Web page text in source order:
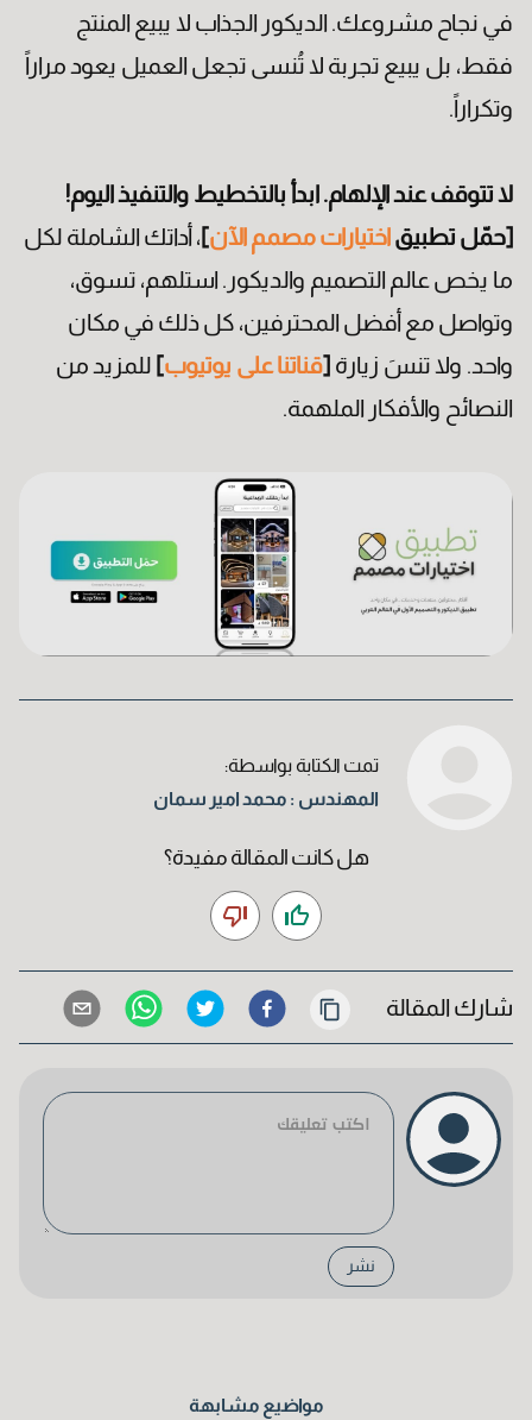
في نجاح مشروعك. الديكور الجذاب لا يبيع المنتج
فقط، بل يبيع تجربة لا تُنسى تجعل العميل يعود مراراً
وتكراراً.
لا تتوقف عند الإلهام. ابدأ بالتخطيط والتنفيذ اليوم!
[حمّل تطبيقاختيارات مصمم الآن]، أداتك الشاملة لكل
ما يخص عالم التصميم والديكور. استلهم، تسوق،
وتواصل مع أفضل المحترفين، كل ذلك في مكان
واحد. ولا تنسَ زيارة[قناتنا على يوتيوب]للمزيد من
النصائح والأفكار الملهمة.
تمت الكتابة بواسطة:
المهندس : محمد امير سمان
هل كانت المقالة مفيدة؟
شارك المقالة
نشر
مواضيع مشابهة